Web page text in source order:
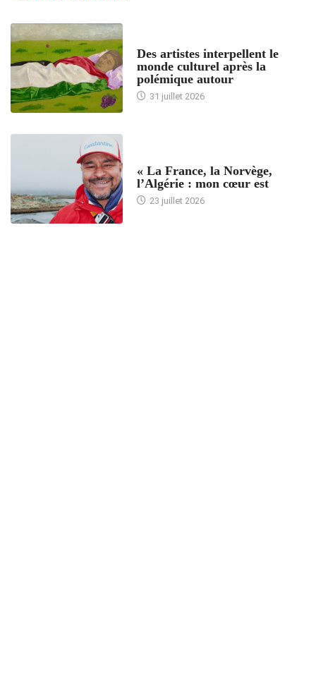
Des artistes interpellent le
monde culturel après la
polémique autour
31 juillet 2026
« La France, la Norvège,
l’Algérie : mon cœur est
23 juillet 2026